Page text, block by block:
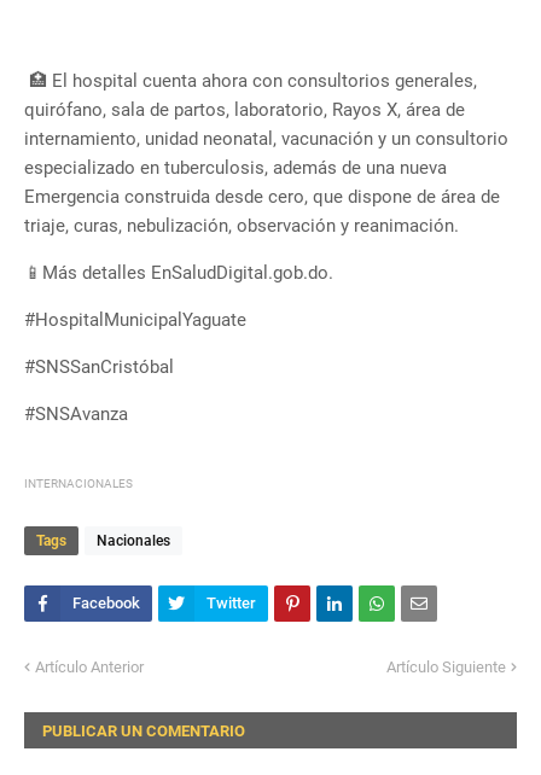
🏥 El hospital cuenta ahora con consultorios generales,
quirófano, sala de partos, laboratorio, Rayos X, área de
internamiento, unidad neonatal, vacunación y un consultorio
especializado en tuberculosis, además de una nueva
Emergencia construida desde cero, que dispone de área de
triaje, curas, nebulización, observación y reanimación.
📱Más detalles EnSaludDigital.gob.do.
#HospitalMunicipalYaguate
#SNSSanCristóbal
#SNSAvanza
INTERNACIONALES
Tags Nacionales
Artículo Anterior Artículo Siguiente
PUBLICAR UN COMENTARIO